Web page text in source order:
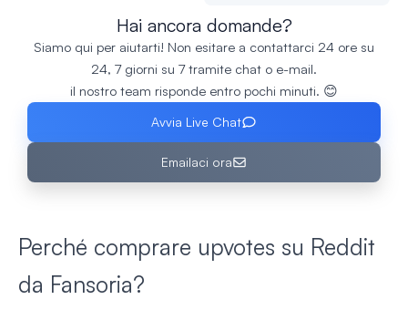
Hai ancora domande?
Siamo qui per aiutarti! Non esitare a contattarci 24 ore su
24, 7 giorni su 7 tramite chat o e-mail.
il nostro team risponde entro pochi minuti. 😊
Avvia Live Chat
Emailaci ora
Perché comprare upvotes su Reddit
da Fansoria?